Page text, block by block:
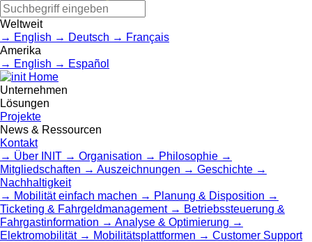
Weltweit
English
Deutsch
Français
Amerika
English
Español
Home
Unternehmen
Lösungen
Projekte
News & Ressourcen
Kontakt
Über INIT
Organisation
Philosophie
Mitgliedschaften
Auszeichnungen
Geschichte
Nachhaltigkeit
Mobilität einfach machen
Planung & Disposition
Ticketing & Fahrgeldmanagement
Betriebssteuerung &
Fahrgastinformation
Analyse & Optimierung
Elektromobilität
Mobilitätsplattformen
Customer Support